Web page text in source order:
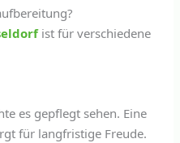
ist für verschiedene
es gepflegt sehen. Eine
für langfristige Freude.